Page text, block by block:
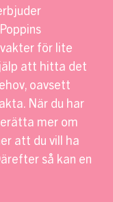
för lite
att hitta det
oavsett
När du har
mer om
att du vill ha
så kan en